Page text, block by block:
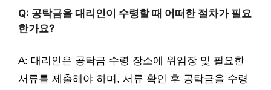
Q: 공탁금을 대리인이 수령할 때 어떠한 절차가 필요
한가요?
A: 대리인은 공탁금 수령 장소에 위임장 및 필요한
서류를 제출해야 하며, 서류 확인 후 공탁금을 수령